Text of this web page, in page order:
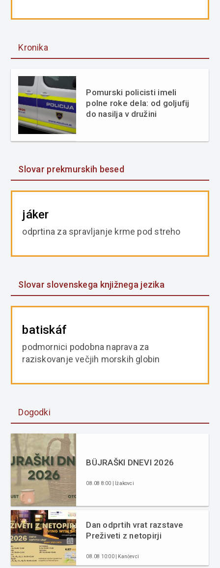
Kronika
Pomurski policisti imeli
polne roke dela: od goljufij
do nasilja v družini
Slovar prekmurskih besed
jáker
odprtina za spravljanje krme pod streho
Slovar slovenskega knjižnega jezika
batiskáf
podmornici podobna naprava za
raziskovanje večjih morskih globin
Dogodki
BÜJRAŠKI DNEVI 2026
08.08 8:00 | Ižakovci
Dan odprtih vrat razstave
Preživeti z netopirji
08.08 10:00 | Kančevci